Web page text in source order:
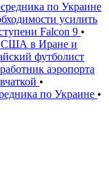
по Украине
усилить
Falcon 9 •
США в Иране и
футболист
аэропорта
•
по Украине •